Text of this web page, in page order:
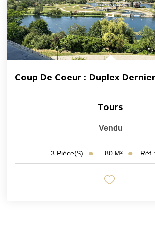
MON COMPTE
Tours
Vendu
3 Pièce(s) 80 M² Réf :